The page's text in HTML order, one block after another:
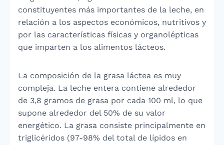
constituyentes más importantes de la leche, en
relación a los aspectos económicos, nutritivos y
por las características físicas y organolépticas
que imparten a los alimentos lácteos.
La composición de la grasa láctea es muy
compleja. La leche entera contiene alrededor
de 3,8 gramos de grasa por cada 100 ml, lo que
supone alrededor del 50% de su valor
energético. La grasa consiste principalmente en
triglicéridos (97-98% del total de lípidos en